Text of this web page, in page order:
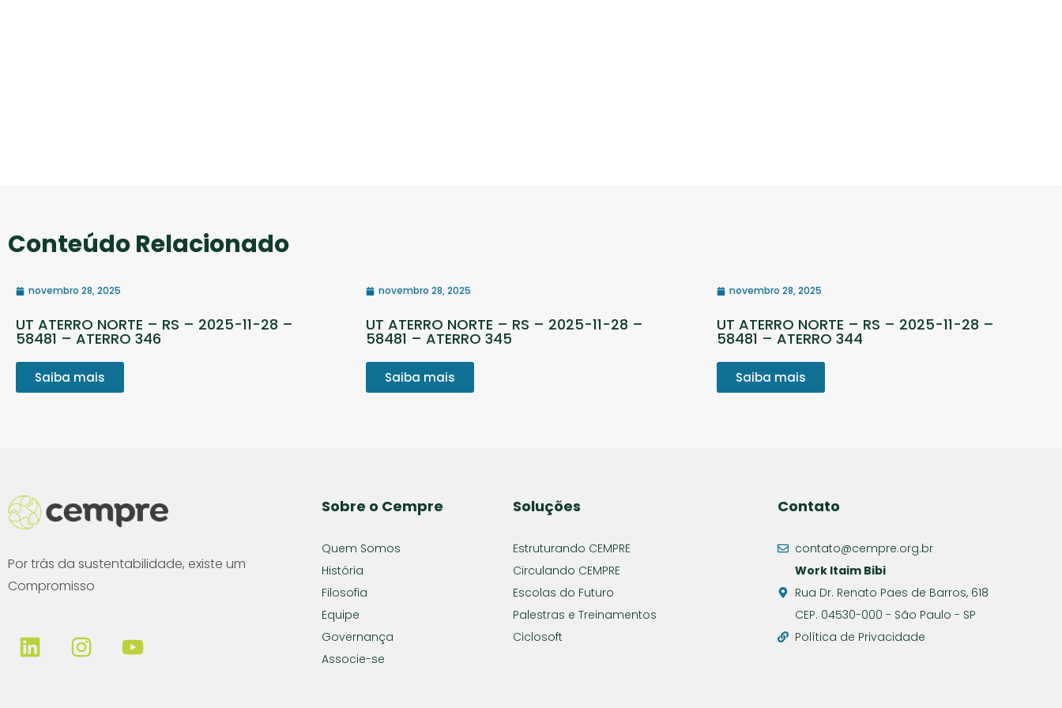
Conteúdo Relacionado
novembro 28, 2025
UT ATERRO NORTE – RS – 2025-11-28 –
58481 – ATERRO 346
Saiba mais
novembro 28, 2025
UT ATERRO NORTE – RS – 2025-11-28 –
58481 – ATERRO 345
Saiba mais
novembro 28, 2025
UT ATERRO NORTE – RS – 2025-11-28 –
58481 – ATERRO 344
Saiba mais
Por trás da sustentabilidade, existe um
Compromisso
Sobre o Cempre
Quem Somos
História
Filosofia
Equipe
Governança
Associe-se
Soluções
Estruturando CEMPRE
Circulando CEMPRE
Escolas do Futuro
Palestras e Treinamentos
Ciclosoft
Contato
contato@cempre.org.br
Work Itaim Bibi
Rua Dr. Renato Paes de Barros, 618
CEP. 04530-000 - São Paulo - SP
Política de Privacidade